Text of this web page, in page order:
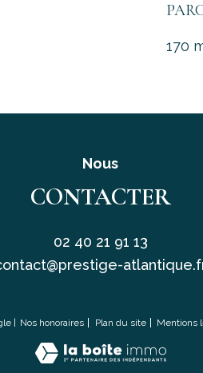
170
Nous
CONTACTER
02 40 21 91 13
| Nos honoraires Plan du site Mentions